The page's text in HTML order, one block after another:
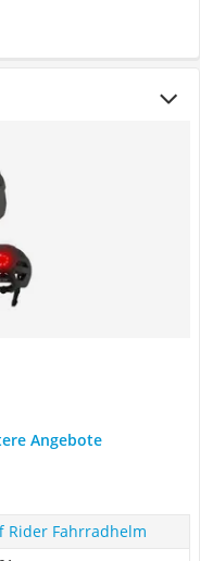
Angebote
Rider Fahrradhelm